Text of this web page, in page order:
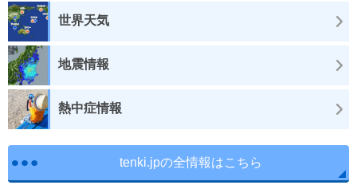
世界天気
地震情報
熱中症情報
tenki.jpの全情報はこちら